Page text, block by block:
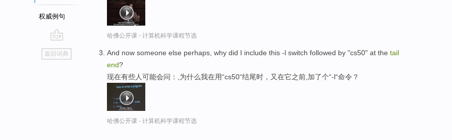
权威例句
go
top
返回词典
哈佛公开课 - 计算机科学课程节选
And now someone else perhaps, why did I include this -l switch followed by "cs50" at the tail
end?
现在有些人可能会问：,为什么我在用“cs50“结尾时，又在它之前,加了个“-l“命令？
哈佛公开课 - 计算机科学课程节选